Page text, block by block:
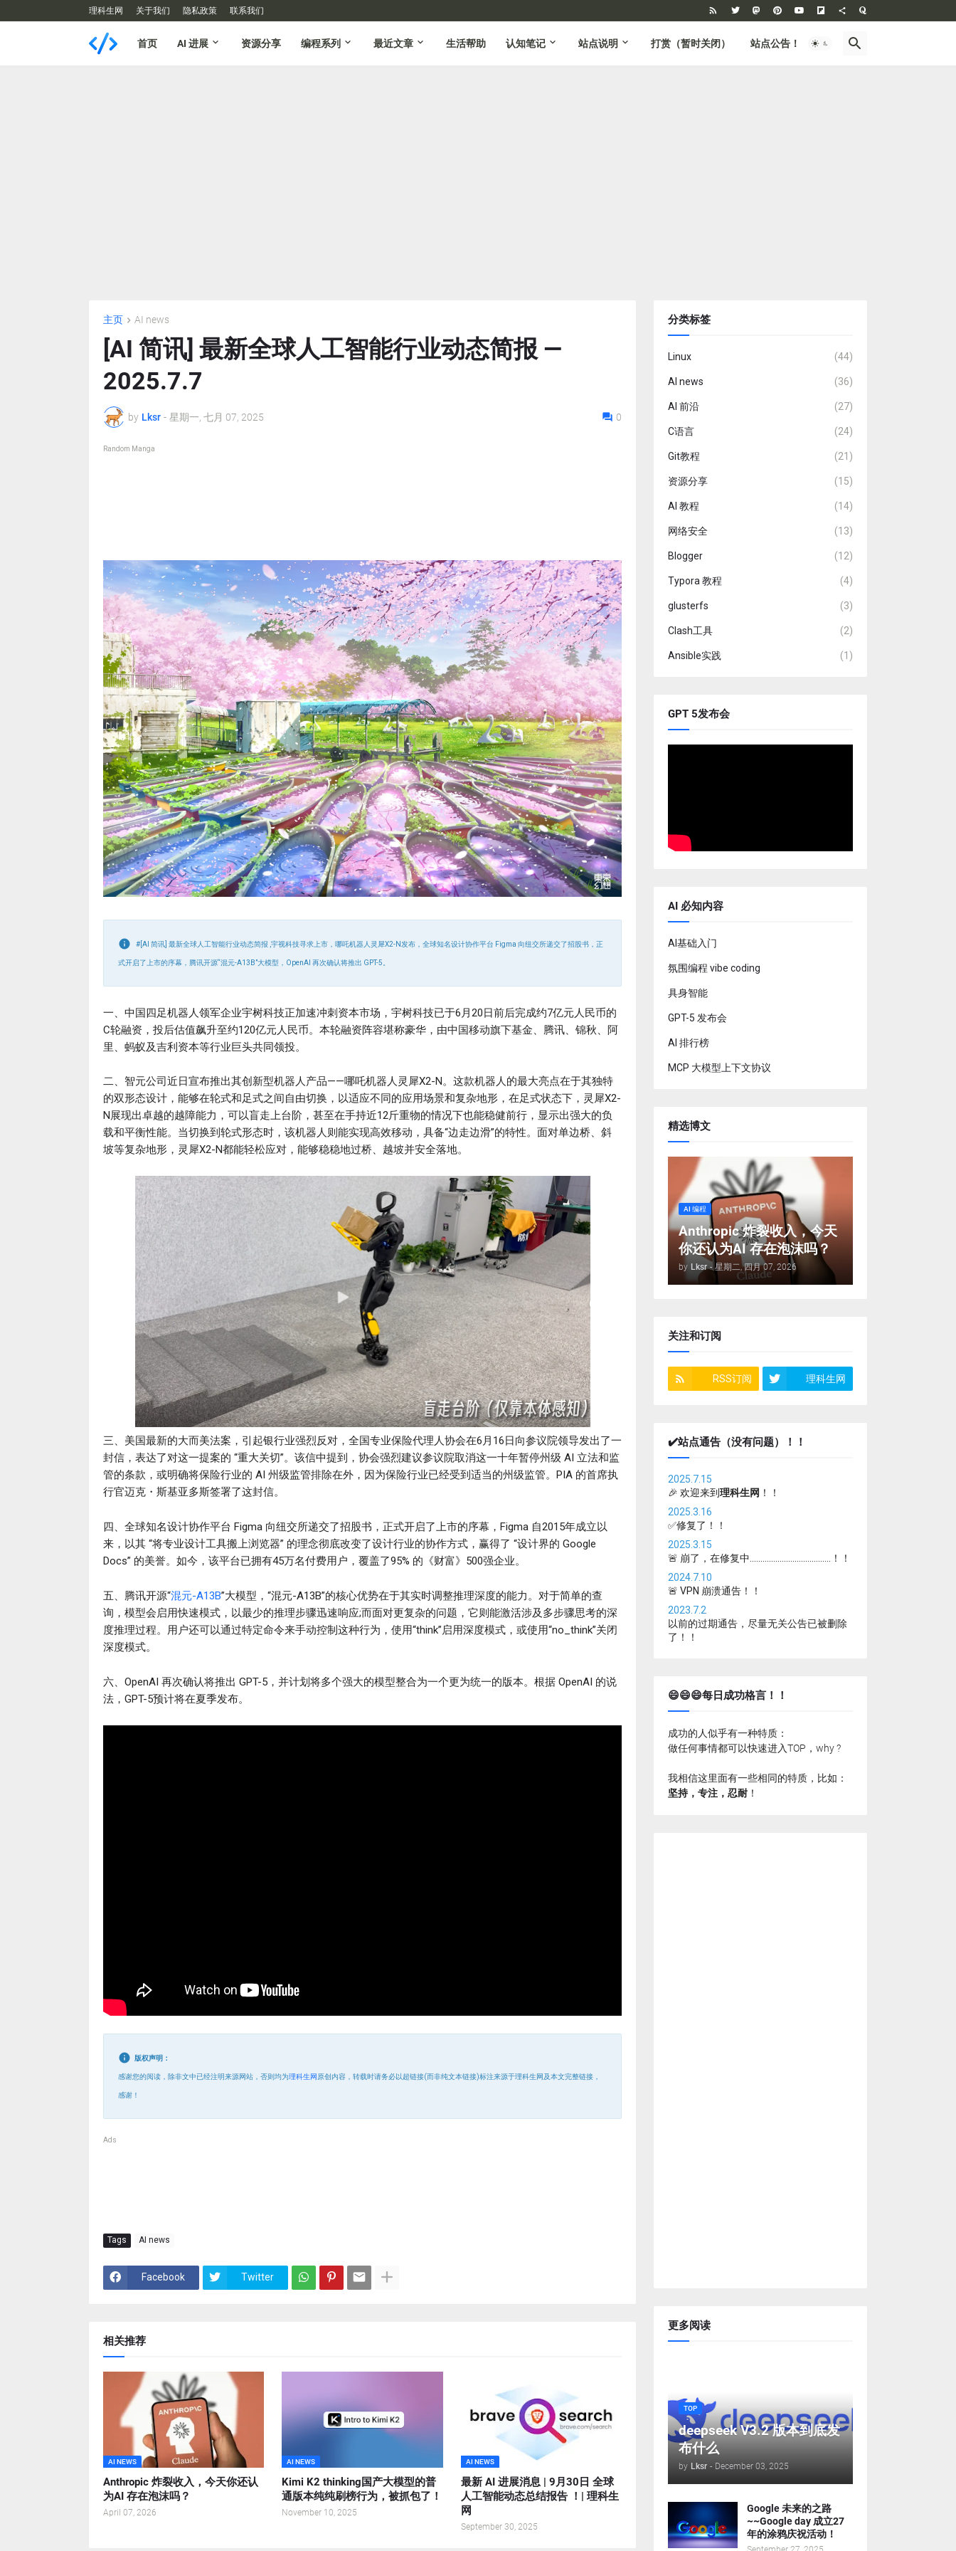
理科生网 关于我们 隐私政策 联系我们
首页 AI 进展 资源分享 编程系列 最近文章 生活帮助 认知笔记 站点说明 打赏（暂时关闭） 站点公告！ BBS
主页 AI news
[AI 简讯] 最新全球人工智能行业动态简报 —
2025.7.7
by Lksr - 星期一, 七月 07, 2025 0
Random Manga
#[AI 简讯] 最新全球人工智能行业动态简报 ,宇视科技寻求上市，哪吒机器人灵犀X2-N发布，全球知名设计协作平台 Figma 向纽交所递交了招股书，正
式开启了上市的序幕，腾讯开源“混元-A13B”大模型，OpenAI 再次确认将推出 GPT-5。
一、中国四足机器人领军企业宇树科技正加速冲刺资本市场，宇树科技已于6月20日前后完成约7亿元人民币的
C轮融资，投后估值飙升至约120亿元人民币。本轮融资阵容堪称豪华，由中国移动旗下基金、腾讯、锦秋、阿
里、蚂蚁及吉利资本等行业巨头共同领投。
二、智元公司近日宣布推出其创新型机器人产品——哪吒机器人灵犀X2-N。这款机器人的最大亮点在于其独特
的双形态设计，能够在轮式和足式之间自由切换，以适应不同的应用场景和复杂地形，在足式状态下，灵犀X2-
N展现出卓越的越障能力，可以盲走上台阶，甚至在手持近12斤重物的情况下也能稳健前行，显示出强大的负
载和平衡性能。当切换到轮式形态时，该机器人则能实现高效移动，具备“边走边滑”的特性。面对单边桥、斜
坡等复杂地形，灵犀X2-N都能轻松应对，能够稳稳地过桥、越坡并安全落地。
三、美国最新的大而美法案，引起银行业强烈反对，全国专业保险代理人协会在6月16日向参议院领导发出了一
封信，表达了对这一提案的 “重大关切”。该信中提到，协会强烈建议参议院取消这一十年暂停州级 AI 立法和监
管的条款，或明确将保险行业的 AI 州级监管排除在外，因为保险行业已经受到适当的州级监管。PIA 的首席执
行官迈克・斯基亚多斯签署了这封信。
四、全球知名设计协作平台 Figma 向纽交所递交了招股书，正式开启了上市的序幕，Figma 自2015年成立以
来，以其 “将专业设计工具搬上浏览器” 的理念彻底改变了设计行业的协作方式，赢得了 “设计界的 Google
Docs” 的美誉。如今，该平台已拥有45万名付费用户，覆盖了95% 的《财富》500强企业。
五、腾讯开源“混元-A13B”大模型，“混元-A13B”的核心优势在于其实时调整推理深度的能力。对于简单的查
询，模型会启用快速模式，以最少的推理步骤迅速响应;而面对更复杂的问题，它则能激活涉及多步骤思考的深
度推理过程。用户还可以通过特定命令来手动控制这种行为，使用“think”启用深度模式，或使用“no_think”关闭
深度模式。
六、OpenAI 再次确认将推出 GPT-5，并计划将多个强大的模型整合为一个更为统一的版本。根据 OpenAI 的说
法，GPT-5预计将在夏季发布。
版权声明：
感谢您的阅读，除非文中已经注明来源网站，否则均为理科生网 原创内容，转载时请务必以超链接(而非纯文本链接)标注来源于理科生网及本文完整链接，
感谢！
Ads
Tags AI news
Facebook Twitter
相关推荐
AI NEWS
Anthropic 炸裂收入，今天你还认
为AI 存在泡沫吗？
April 07, 2026
AI NEWS
Kimi K2 thinking国产大模型的普
通版本纯纯刷榜行为，被抓包了！
November 10, 2025
AI NEWS
最新 AI 进展消息 | 9月30日 全球
人工智能动态总结报告 ！| 理科生
网
September 30, 2025
分类标签
Linux (44)
AI news (36)
AI 前沿 (27)
C语言 (24)
Git教程 (21)
资源分享 (15)
AI 教程 (14)
网络安全 (13)
Blogger (12)
Typora 教程 (4)
glusterfs (3)
Clash工具 (2)
Ansible实践 (1)
GPT 5发布会
AI 必知内容
AI基础入门
氛围编程 vibe coding
具身智能
GPT-5 发布会
AI 排行榜
MCP 大模型上下文协议
精选博文
AI 编程
Anthropic 炸裂收入，今天
你还认为AI 存在泡沫吗？
by Lksr - 星期二, 四月 07, 2026
关注和订阅
RSS订阅 理科生网
✔️站点通告（没有问题）！！
2025.7.15
🎉 欢迎来到理科生网 ！！
2025.3.16
✅修复了！！
2025.3.15
🚨 崩了，在修复中......................................！！
2024.7.10
🚨 VPN 崩溃通告！！
2023.7.2
以前的过期通告，尽量无关公告已被删除
了！！
😄😄😄每日成功格言！！
成功的人似乎有一种特质：
做任何事情都可以快速进入TOP，why ?
我相信这里面有一些相同的特质，比如：
坚持，专注，忍耐 ！
更多阅读
TOP
deepseek V3.2 版本到底发
布什么
by Lksr - December 03, 2025
Google 未来的之路
~~Google day 成立27
年的涂鸦庆祝活动！